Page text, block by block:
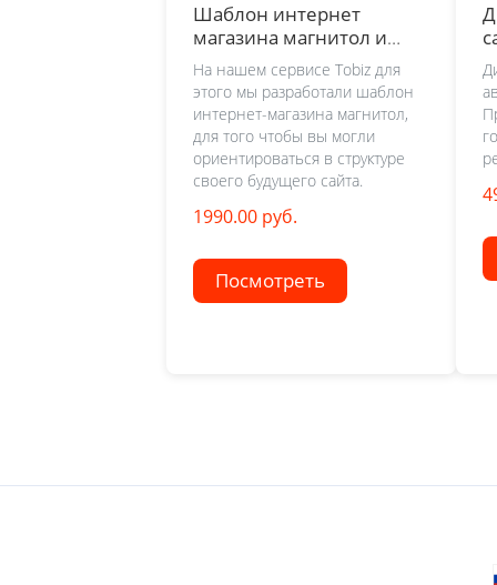
Шаблон интернет
магазина магнитол и
автомагнитол
На нашем сервисе Tobiz для
этого мы разработали шаблон
интернет-магазина магнитол,
для того чтобы вы могли
ориентироваться в структуре
своего будущего сайта.
1990.00 руб.
Посмотреть